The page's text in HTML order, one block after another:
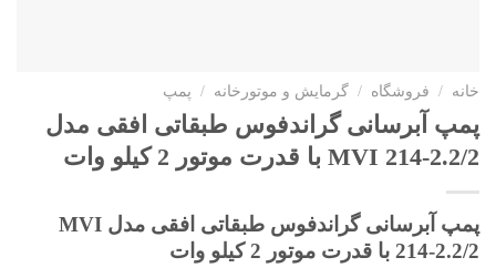
خانه / فروشگاه / گرمایش و موتورخانه / پمپ
پمپ آبرسانی گراندفوس طبقاتی افقی مدل
MVI 214-2.2/2 با قدرت موتور 2 کیلو وات
پمپ آبرسانی گراندفوس طبقاتی افقی مدل MVI
214-2.2/2 با قدرت موتور 2 کیلو وات